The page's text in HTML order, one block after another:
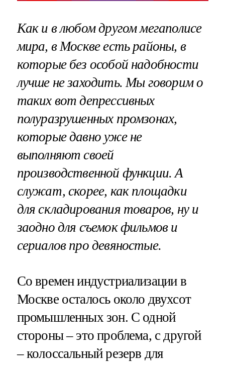
Как и в любом другом мегаполисе
мира, в Москве есть районы, в
которые без особой надобности
лучше не заходить. Мы говорим о
таких вот депрессивных
полуразрушенных промзонах,
которые давно уже не
выполняют своей
производственной функции. А
служат, скорее, как площадки
для складирования товаров, ну и
заодно для съемок фильмов и
сериалов про девяностые.
Со времен индустриализации в
Москве осталось около двухсот
промышленных зон. С одной
стороны – это проблема, с другой
– колоссальный резерв для